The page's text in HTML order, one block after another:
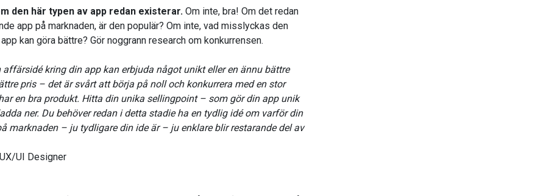
den här typen av app redan existerar. Om inte, bra! Om det redan
app på marknaden, är den populär? Om inte, vad misslyckas den
kan göra bättre? Gör noggrann research om konkurrensen.
affärsidé kring din app kan erbjuda något unikt eller en ännu bättre
pris – det är svårt att börja på noll och konkurrera med en stor
en bra produkt. Hitta din unika sellingpoint – som gör din app unik
ner. Du behöver redan i detta stadie ha en tydlig idé om varför din
marknaden – ju tydligare din ide är – ju enklare blir restarande del av
UI Designer